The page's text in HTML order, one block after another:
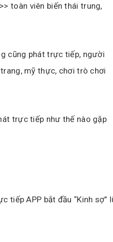
toàn viên biến thái trung,
cũng phát trực tiếp, người
mỹ thực, chơi trò chơi
trực tiếp như thế nào gặp
tiếp APP bắt đầu “Kinh sợ”